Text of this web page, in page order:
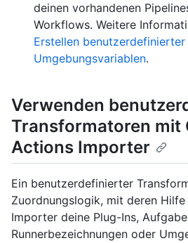
deinen vorhandenen
Workflows. Weitere
Erstellen
Umgebungsvariablen.
Verwenden
Transformatoren mit
Actions Importer
Ein benutzerdefinierter
Zuordnungslogik, mit deren
Importer deine Plug-Ins,
Runnerbezeichnungen oder